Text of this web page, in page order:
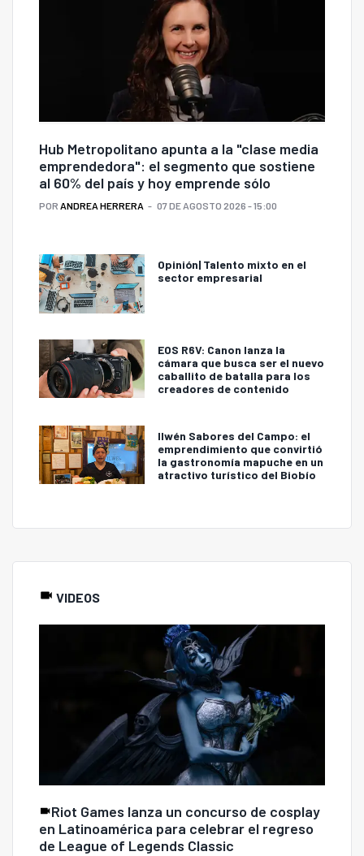
Hub Metropolitano apunta a la "clase media
emprendedora": el segmento que sostiene
al 60% del país y hoy emprende sólo
POR ANDREA HERRERA 07 DE AGOSTO 2026 - 15:00
Opinión| Talento mixto en el
sector empresarial
EOS R6V: Canon lanza la
cámara que busca ser el nuevo
caballito de batalla para los
creadores de contenido
Ilwén Sabores del Campo: el
emprendimiento que convirtió
la gastronomía mapuche en un
atractivo turístico del Biobío
VIDEOS
Riot Games lanza un concurso de cosplay
en Latinoamérica para celebrar el regreso
de League of Legends Classic